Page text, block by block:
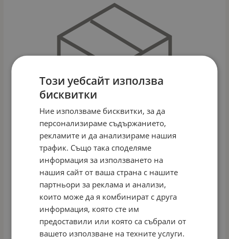
ВЕЛОСИПЕД ROAD RUN-RV 28" 24 СК.
454.54 € / 889.00 лв.
Този уебсайт използва
бисквитки
Ние използваме бисквитки, за да
персонализираме съдържанието,
рекламите и да анализираме нашия
трафик. Също така споделяме
информация за използването на
нашия сайт от ваша страна с нашите
партньори за реклама и анализи,
които може да я комбинират с друга
информация, която сте им
предоставили или която са събрали от
вашето използване на техните услуги.